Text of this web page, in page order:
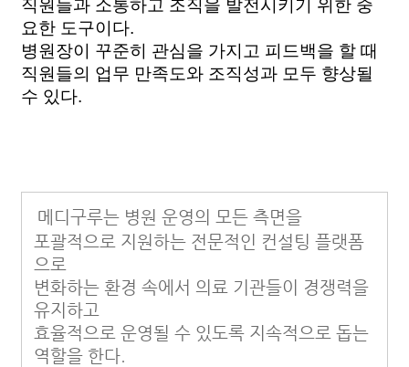
직원들과 소통하고 조직을 발전시키기 위한 중
요한 도구이다.
병원장이 꾸준히 관심을 가지고 피드백을 할 때
직원들의 업무 만족도와 조직성과 모두 향상될
수 있다.
메디구루는 병원 운영의 모든 측면을
포괄적으로 지원하는 전문적인 컨설팅 플랫폼
으로
변화하는 환경 속에서 의료 기관들이 경쟁력을
유지하고
효율적으로 운영될 수 있도록 지속적으로 돕는
역할을 한다.